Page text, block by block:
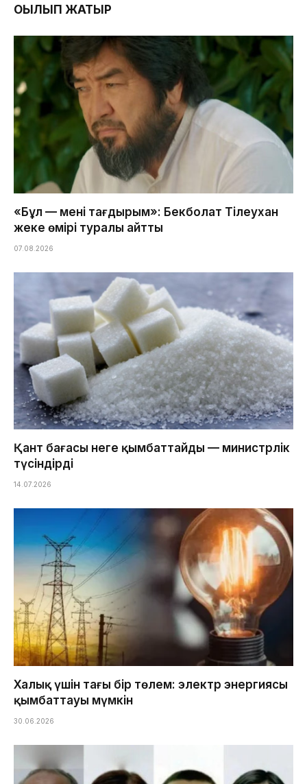
ОҚЫЛЫП ЖАТЫР
«Бұл — менің тағдырым»: Бекболат Тілеухан
жеке өмірі туралы айтты
07.08.2026
Қант бағасы неге қымбаттайды — министрлік
түсіндірді
14.07.2026
Халық үшін тағы бір төлем: электр энергиясы
қымбаттауы мүмкін
30.06.2026